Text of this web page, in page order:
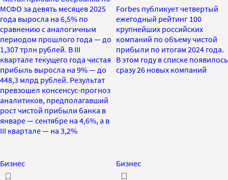
МСФО за девять месяцев 2025
года выросла на 6,5% по
сравнению с аналогичным
периодом прошлого года — до
1,307 трлн рублей. В III
квартале текущего года чистая
прибыль выросла на 9% — до
448,3 млрд рублей. Результат
превзошел консенсус-прогноз
аналитиков, предполагавший
рост чистой прибыли банка в
январе — сентябре на 4,6%, а в
III квартале — на 3,2%
Forbes публикует четвертый
ежегодный рейтинг 100
крупнейших российских
компаний по объему чистой
прибыли по итогам 2024 года.
В этом году в списке появилось
сразу 26 новых компаний
Бизнес Бизнес